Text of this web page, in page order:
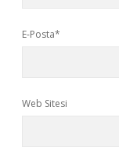
E-Posta*
Web Sitesi